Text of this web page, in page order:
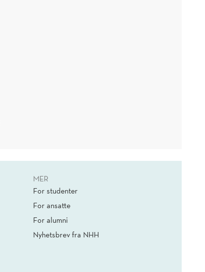
MER
For studenter
For ansatte
For alumni
Nyhetsbrev fra NHH